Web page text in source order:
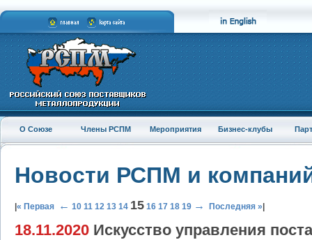
О Союзе Члены РСПМ Мероприятия Бизнес-клубы
Новости РСПМ и
« Первая ← 10 11 12 13 14 15 16 17 18 19 → Последняя »
18.11.2020 Искусство управления